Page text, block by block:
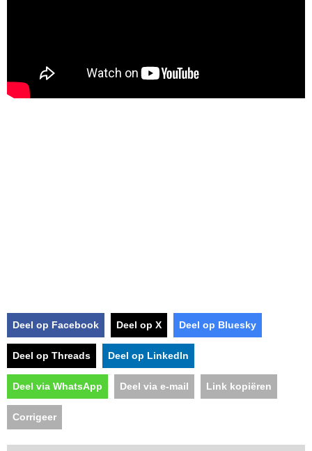
Deel op Facebook Deel op X Deel op Bluesky
Deel op Threads Deel op LinkedIn
Deel via WhatsApp Deel via e-mail Link kopiëren
Corrigeer